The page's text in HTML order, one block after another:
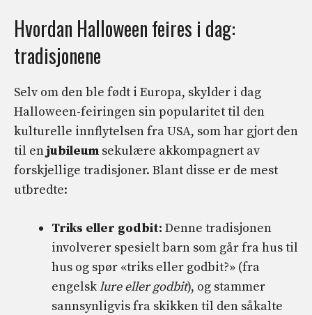
Hvordan Halloween feires i dag:
tradisjonene
Selv om den ble født i Europa, skylder i dag
Halloween-feiringen sin popularitet til den
kulturelle innflytelsen fra USA, som har gjort den
til enjubileum sekulære akkompagnert av
forskjellige tradisjoner. Blant disse er de mest
utbredte:
Triks eller godbit: Denne tradisjonen
involverer spesielt barn som går fra hus til
hus og spør «triks eller godbit?» (fra
engelsklure eller godbit), og stammer
sannsynligvis fra skikken til den såkalte